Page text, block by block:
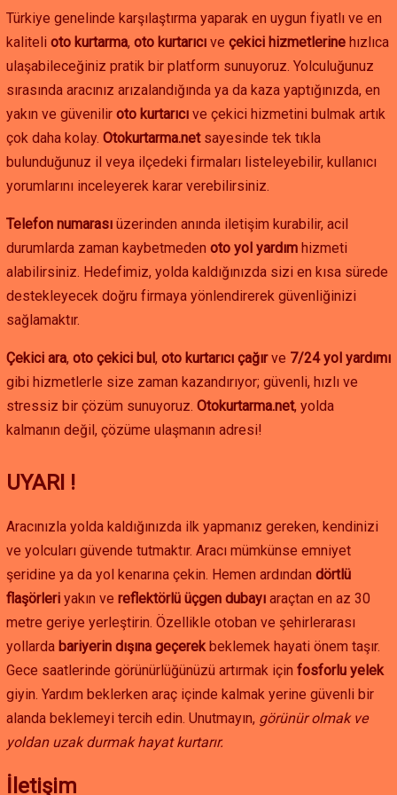
Türkiye'nin Sanayi Devi: Manisa Organize Sanayi Bölgesi
(MOSB) ve Bağlantı Yolları:Manisa'nın en büyük risk
merkezi, şüphesiz MOSB ve çevresidir. Binlerce fabrikanın
bulunduğu bu devasa alana giden ve çıkan yollar, günün
her saati aralıksız bir tır, kamyon ve işçi servisi trafiğine
sahne olur. Özellikle vardiya başlangıç ve bitiş saatlerinde,
bu yolların ana arterlerle birleştiği kavşaklar, tüm Manisa-
İzmir trafiğini kilitleme potansiyeline sahip kaza ve arıza
ve yüzlerce fabrikanın lojistik akışını durdurabilir.
Tatil ve Sanayi Trafiğinin Çarpışma Noktası: İstanbul-İzmir
Otoyolu (O-5) Manisa Kavşağı:Türkiye'nin en modern
otoyolu, Manisa'da en büyük risk alanlarından birini
oluşturur. Yüksek hızla seyreden ve genellikle yorgun olan
tatil trafiği ile MOSB'den otoyola katılan ağır tonajlı sanayi
trafiğinin bu kavşakta kesişmesi, ciddi kazalara davetiye
çıkarır. Burada meydana gelen bir kaza, otoyol üzerinde
özel yetki ve donanım gerektiren biroto kurtarma
operasyonunu zorunlu kılar.
Modern Geçişin Sınavı: Sabuncubeli Tüneli ve Eski İzmir
sürücülerin korkulu rüyası olan Sabuncubeli Geçidi, artık
riskler barındırır. Tünel içinde meydana gelecek bir arıza
veya kaza, iki büyük şehir arasındaki trafiği tamamen
durdurabilir ve özel tünel içi kurtarma prosedürleri
gerektirir. Tünel dışındaki eski yol ise hala yoğun bir trafiğe
sahiptir ve özellikle kışın buzlanma riski taşır.
Doğanın Meydan Okuması: Spil Dağı Milli Parkı Yolu:
Manisa şehir merkezinden Spil Dağı'nın zirvelerine
tırmanan bu yol, özellikle hafta sonları ve tatil günleri doğa
kaçamağı yapanların akınına uğrar. Dik rampaları, yazın en
sıcak günlerinde araçların hararet yapmasının en yaygın
nedenidir. Kış aylarında ise bu yüksek rakımlı virajlarda,
ovada güneş varken kar ve buzlanma ile karşılaşmak işten
bile değildir. Bu yolda mahsur kalmak, hazırlıksız sürücüler
Türkiye genelinde karşılaştırma yaparak en uygun fiyatlı ve en
kaliteli oto kurtarma, oto kurtarıcı ve çekici hizmetlerine hızlıca
ulaşabileceğiniz pratik bir platform sunuyoruz. Yolculuğunuz
sırasında aracınız arızalandığında ya da kaza yaptığınızda, en
yakın ve güvenilir oto kurtarıcı ve çekici hizmetini bulmak artık
çok daha kolay. Otokurtarma.netsayesinde tek tıkla
bulunduğunuz il veya ilçedeki firmaları listeleyebilir, kullanıcı
yorumlarını inceleyerek karar verebilirsiniz.
Telefon numarası üzerinden anında iletişim kurabilir, acil
durumlarda zaman kaybetmeden oto yol yardım hizmeti
alabilirsiniz. Hedefimiz, yolda kaldığınızda sizi en kısa sürede
destekleyecek doğru firmaya yönlendirerek güvenliğinizi
sağlamaktır.
Çekici ara, oto çekici bul, oto kurtarıcı çağırve 7/24 yol yardımı
gibi hizmetlerle size zaman kazandırıyor; güvenli, hızlı ve
stressiz bir çözüm sunuyoruz. Otokurtarma.net, yolda
kalmanın değil, çözüme ulaşmanın adresi!
UYARI !
Aracınızla yolda kaldığınızda ilk yapmanız gereken, kendinizi
ve yolcuları güvende tutmaktır. Aracı mümkünse emniyet
şeridine ya da yol kenarına çekin. Hemen ardından dörtlü
flaşörleri yakın ve reflektörlü üçgen dubayı araçtan en az 30
metre geriye yerleştirin. Özellikle otoban ve şehirlerarası
yollarda bariyerin dışına geçerek beklemek hayati önem taşır.
Gece saatlerinde görünürlüğünüzü artırmak için fosforlu yelek
giyin. Yardım beklerken araç içinde kalmak yerine güvenli bir
alanda beklemeyi tercih edin. Unutmayın, görünür olmak ve
yoldan uzak durmak hayat kurtarır.
İletişim